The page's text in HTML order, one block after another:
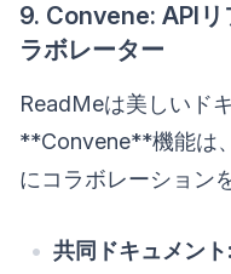
9. Convene: APIリ
ラボレーター
ReadMeは美しいド
**Convene**機能は
にコラボレーション
共同ドキュメント: